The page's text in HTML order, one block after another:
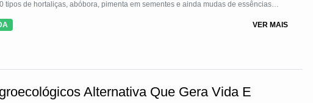
tipos de hortaliças, abóbora, pimenta em sementes e ainda mudas de essências
naturais.
VER MAIS
Alternativa Que Gera Vida E